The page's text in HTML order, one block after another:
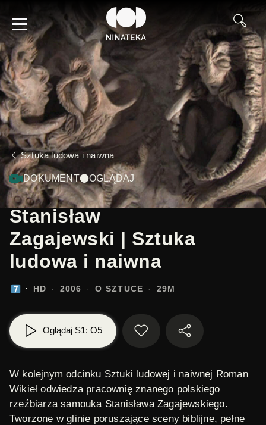
Sztuka ludowa i naiwna
DOKUMENT OGLĄDAJ
Stanisław
Zagajewski | Sztuka
ludowa i naiwna
HD 2006 O SZTUCE 29M
Oglądaj S1: O5
W kolejnym odcinku Sztuki ludowej i naiwnej Roman
Wikieł odwiedza pracownię znanego polskiego
rzeźbiarza samouka Stanisława Zagajewskiego.
Tworzone w glinie poruszające sceny biblijne, pełne